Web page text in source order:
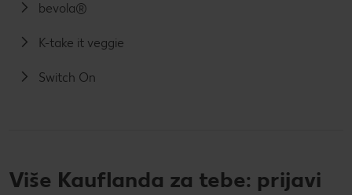
bevola®
K-take it veggie
Switch On
Više Kauflanda za tebe: prijavi